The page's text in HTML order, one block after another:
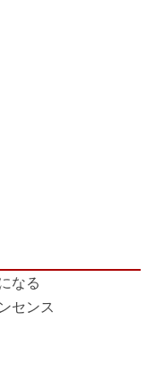
なる
センス